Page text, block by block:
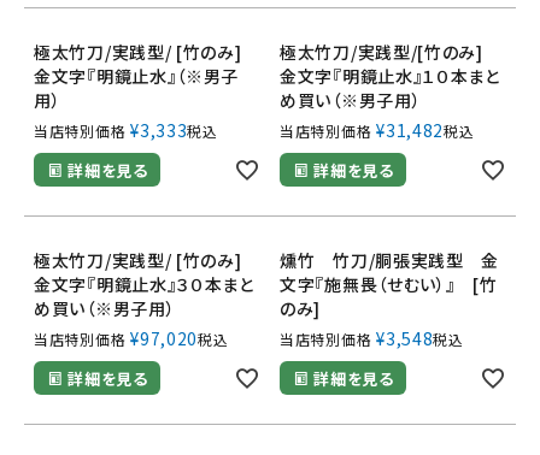
極太竹刀/実践型/ [竹のみ]
金文字『明鏡止水』（※男子
用）
当店特別価格 ¥3,333税込
詳細を見る
極太竹刀/実践型/[竹のみ]
金文字『明鏡止水』１０本まと
め買い（※男子用）
当店特別価格 ¥31,482税込
詳細を見る
極太竹刀/実践型/ [竹のみ]
金文字『明鏡止水』３０本まと
め買い（※男子用）
当店特別価格 ¥97,020税込
詳細を見る
燻竹 竹刀/胴張実践型 金
文字『施無畏（せむい）』 [竹
のみ]
当店特別価格 ¥3,548税込
詳細を見る